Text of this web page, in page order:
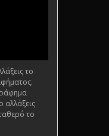
το
αλλάξεις
το